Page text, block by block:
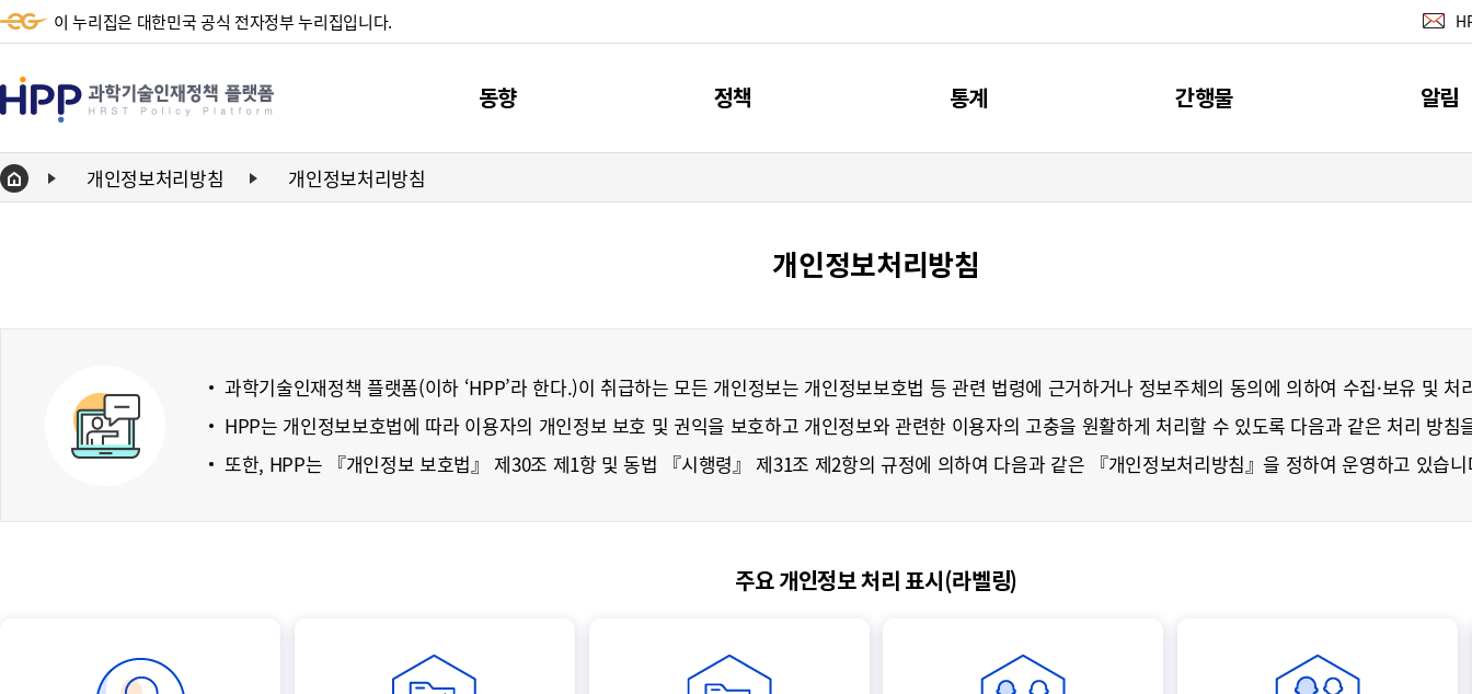
이 누리집은 대한민국 공식 전자정부 누리집입니다.
HPP
학
기
재
폼
동향
단신동향
정책
제4차 과기인재 기본계획
과기인재 관련 사업
통계
주요지표
간행물
간행물
알림
공지사
Home 개인정보처리방침 개인정보처리방침
개인정보처리방침
과학기술인재정책 플랫폼(이하 ‘HPP’라 한다.)이 취급하는 모든 개인정보는 개인정보보호법 등 관련 법령에 근거하거나 정보주체의 동의에 의하여 수집·보유 및 처
HPP는 개인정보보호법에 따라 이용자의 개인정보 보호 및 권익을 보호하고 개인정보와 관련한 이용자의 고충을 원활하게 처리할 수 있도록 다음과 같은 처리 방침
또한, HPP는 『개인정보 보호법』 제30조 제1항 및 동법 『시행령』 제31조 제2항의 규정에 의하여 다음과 같은 『개인정보처리방침』을 정하여 운영하고 있습
주요 개인정보 처리 표시(라벨링)